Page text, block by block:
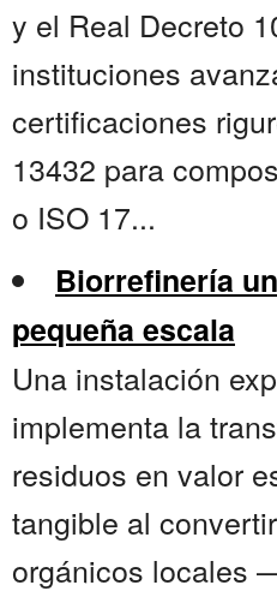
y el Real Decreto
instituciones
certificaciones
13432 para
o ISO 17...
Biorrefinería
pequeña escala
Una instalación
implementa la
residuos en valor
tangible al
orgánicos locales